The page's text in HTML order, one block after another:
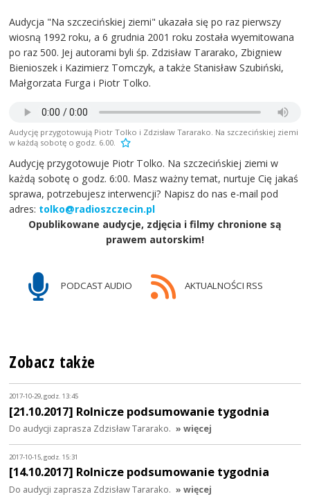
Audycja "Na szczecińskiej ziemi" ukazała się po raz pierwszy
wiosną 1992 roku, a 6 grudnia 2001 roku została wyemitowana
po raz 500. Jej autorami byli śp. Zdzisław Tararako, Zbigniew
Bienioszek i Kazimierz Tomczyk, a także Stanisław Szubiński,
Małgorzata Furga i Piotr Tolko.
Audycję przygotowują Piotr Tolko i Zdzisław Tararako. Na szczecińskiej ziemi
w każdą sobotę o godz. 6.00.
Audycję przygotowuje Piotr Tolko. Na szczecińskiej ziemi w
każdą sobotę o godz. 6:00. Masz ważny temat, nurtuje Cię jakaś
sprawa, potrzebujesz interwencji? Napisz do nas e-mail pod
adres: tolko@radioszczecin.pl
Opublikowane audycje, zdjęcia i filmy chronione są
prawem autorskim!
PODCAST AUDIO AKTUALNOŚCI RSS
Zobacz także
2017-10-29, godz. 13:45
[21.10.2017] Rolnicze podsumowanie tygodnia
Do audycji zaprasza Zdzisław Tararako. » więcej
2017-10-15, godz. 15:31
[14.10.2017] Rolnicze podsumowanie tygodnia
Do audycji zaprasza Zdzisław Tararako. » więcej